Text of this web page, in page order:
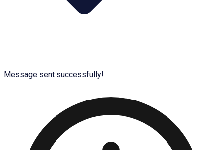
Message sent successfully!